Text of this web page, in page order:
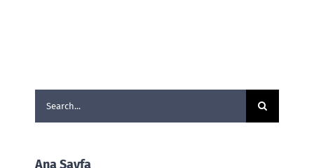
Ana Sayfa